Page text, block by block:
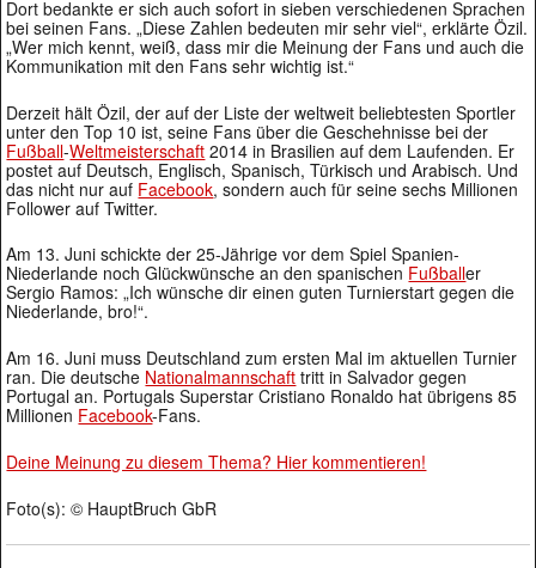
Dort bedankte er sich auch sofort in sieben verschiedenen Sprachen
bei seinen Fans. „Diese Zahlen bedeuten mir sehr viel“, erklärte Özil.
„Wer mich kennt, weiß, dass mir die Meinung der Fans und auch die
Kommunikation mit den Fans sehr wichtig ist.“
Derzeit hält Özil, der auf der Liste der weltweit beliebtesten Sportler
unter den Top 10 ist, seine Fans über die Geschehnisse bei der
Fußball-Weltmeisterschaft 2014 in Brasilien auf dem Laufenden. Er
postet auf Deutsch, Englisch, Spanisch, Türkisch und Arabisch. Und
das nicht nur auf Facebook, sondern auch für seine sechs Millionen
Follower auf Twitter.
Am 13. Juni schickte der 25-Jährige vor dem Spiel Spanien-
Niederlande noch Glückwünsche an den spanischen Fußballer
Sergio Ramos: „Ich wünsche dir einen guten Turnierstart gegen die
Niederlande, bro!“.
Am 16. Juni muss Deutschland zum ersten Mal im aktuellen Turnier
ran. Die deutsche Nationalmannschaft tritt in Salvador gegen
Portugal an. Portugals Superstar Cristiano Ronaldo hat übrigens 85
Millionen Facebook-Fans.
Deine Meinung zu diesem Thema? Hier kommentieren!
Foto(s): © HauptBruch GbR